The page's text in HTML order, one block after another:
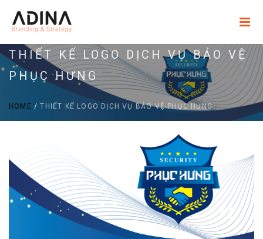
THIẾT KẾ LOGO DỊCH VỤ BẢO VỆ
PHỤC HƯNG
HOME /THIẾT KẾ LOGO DỊCH VỤ BẢO VỆ PHỤC HƯNG